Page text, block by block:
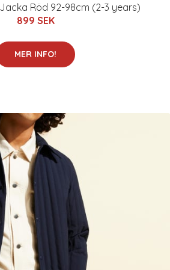
Röd 92-98cm (2-3 years)
899 SEK
MER INFO!